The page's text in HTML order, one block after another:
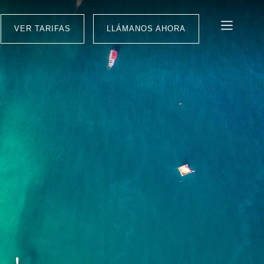
VER TARIFAS LLÁMANOS AHORA